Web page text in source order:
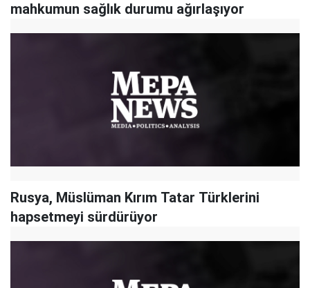
mahkumun sağlık durumu ağırlaşıyor
Rusya, Müslüman Kırım Tatar Türklerini
hapsetmeyi sürdürüyor